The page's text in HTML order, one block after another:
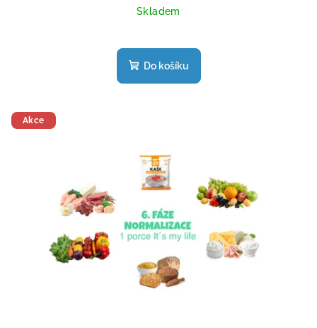
Skladem
hodnocení
produktu
Do košíku
Akce